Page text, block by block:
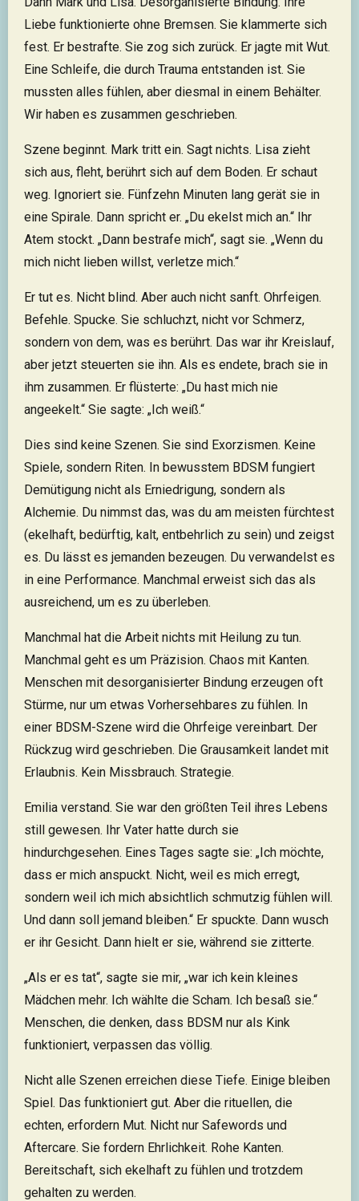
Liebe funktionierte ohne Bremsen. Sie klammerte sich
fest. Er bestrafte. Sie zog sich zurück. Er jagte mit Wut.
Eine Schleife, die durch Trauma entstanden ist. Sie
mussten alles fühlen, aber diesmal in einem Behälter.
Wir haben es zusammen geschrieben.
Szene beginnt. Mark tritt ein. Sagt nichts. Lisa zieht
sich aus, fleht, berührt sich auf dem Boden. Er schaut
weg. Ignoriert sie. Fünfzehn Minuten lang gerät sie in
eine Spirale. Dann spricht er. „Du ekelst mich an.“ Ihr
Atem stockt. „Dann bestrafe mich“, sagt sie. „Wenn du
mich nicht lieben willst, verletze mich.“
Er tut es. Nicht blind. Aber auch nicht sanft. Ohrfeigen.
Befehle. Spucke. Sie schluchzt, nicht vor Schmerz,
sondern von dem, was es berührt. Das war ihr Kreislauf,
aber jetzt steuerten sie ihn. Als es endete, brach sie in
ihm zusammen. Er flüsterte: „Du hast mich nie
angeekelt.“ Sie sagte: „Ich weiß.“
Dies sind keine Szenen. Sie sind Exorzismen. Keine
Spiele, sondern Riten. In bewusstem BDSM fungiert
Demütigung nicht als Erniedrigung, sondern als
Alchemie. Du nimmst das, was du am meisten fürchtest
(ekelhaft, bedürftig, kalt, entbehrlich zu sein) und zeigst
es. Du lässt es jemanden bezeugen. Du verwandelst es
in eine Performance. Manchmal erweist sich das als
ausreichend, um es zu überleben.
Manchmal hat die Arbeit nichts mit Heilung zu tun.
Manchmal geht es um Präzision. Chaos mit Kanten.
Menschen mit desorganisierter Bindung erzeugen oft
Stürme, nur um etwas Vorhersehbares zu fühlen. In
einer BDSM-Szene wird die Ohrfeige vereinbart. Der
Rückzug wird geschrieben. Die Grausamkeit landet mit
Erlaubnis. Kein Missbrauch. Strategie.
Emilia verstand. Sie war den größten Teil ihres Lebens
still gewesen. Ihr Vater hatte durch sie
hindurchgesehen. Eines Tages sagte sie: „Ich möchte,
dass er mich anspuckt. Nicht, weil es mich erregt,
sondern weil ich mich absichtlich schmutzig fühlen will.
Und dann soll jemand bleiben.“ Er spuckte. Dann wusch
er ihr Gesicht. Dann hielt er sie, während sie zitterte.
„Als er es tat“, sagte sie mir, „war ich kein kleines
Mädchen mehr. Ich wählte die Scham. Ich besaß sie.“
Menschen, die denken, dass BDSM nur als Kink
funktioniert, verpassen das völlig.
Nicht alle Szenen erreichen diese Tiefe. Einige bleiben
Spiel. Das funktioniert gut. Aber die rituellen, die
echten, erfordern Mut. Nicht nur Safewords und
Aftercare. Sie fordern Ehrlichkeit. Rohe Kanten.
Bereitschaft, sich ekelhaft zu fühlen und trotzdem
gehalten zu werden.